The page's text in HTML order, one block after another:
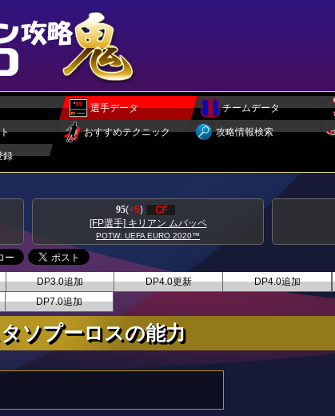
選手データ チームデータ
おすすめテクニック 攻略情報検索
録
95(+5)
[FP選手] キリアン ムバッペ
POTW: UEFA EURO 2020™
DP3.0追加 DP4.0更新 DP4.0追加
DP7.0追加
ソプーロスの能力